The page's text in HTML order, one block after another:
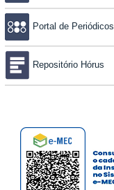
Portal de Periódicos
Repositório Hórus